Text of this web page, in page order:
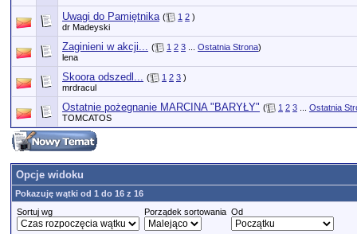
Uwagi do Pamiętnika ( 1 2 )
dr Madeyski
Zaginieni w akcji... ( 1 2 3 Ostatnia Strona)
lena
Skoora odszedl... ( 1 2 3 )
mrdracul
Ostatnie pożegnanie MARCINA "BARYŁY" ( 1 2 3 Ostatnia
TOMCATOS
Opcje widoku
Pokazuję wątki od 1 do 16 z 16
Sortuj wg
Porządek sortowania Od